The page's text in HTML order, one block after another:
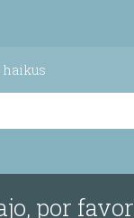
haikus
por favor